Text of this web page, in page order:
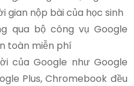
gian nộp bài của học sinh
qua bộ công vụ Google
toàn miễn phí
của Google như Google
Plus, Chromebook đều